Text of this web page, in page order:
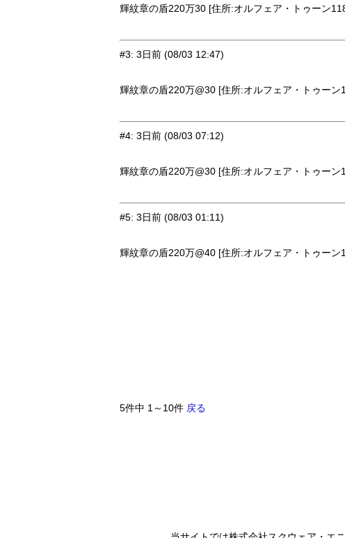
輝紋章の盾220万30 [住所:オルフェア・トゥーン
#3: 3日前 (08/03 12:47)
輝紋章の盾220万@30 [住所:オルフェア・トゥーン
#4: 3日前 (08/03 07:12)
輝紋章の盾220万@30 [住所:オルフェア・トゥーン
#5: 3日前 (08/03 01:11)
輝紋章の盾220万@40 [住所:オルフェア・トゥーン
5件中 1～10件 戻る